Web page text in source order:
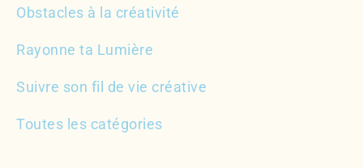
Obstacles à la créativité
Rayonne ta Lumière
Suivre son fil de vie créative
Toutes les catégories